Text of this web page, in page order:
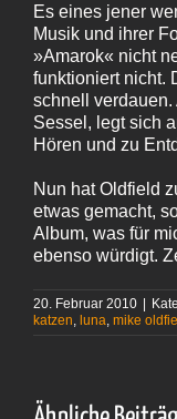
Es eines jener
Musik und ihrer
»Amarok« nicht
funktioniert nicht.
schnell verdauen.
Sessel, legt sich
Hören und zu
Nun hat Oldfield
etwas gemacht,
Album, was für
ebenso würdigt.
20. Februar 2010 |
katzen luna mike